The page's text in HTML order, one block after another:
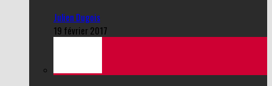
Julien Dugois
19 février 2017